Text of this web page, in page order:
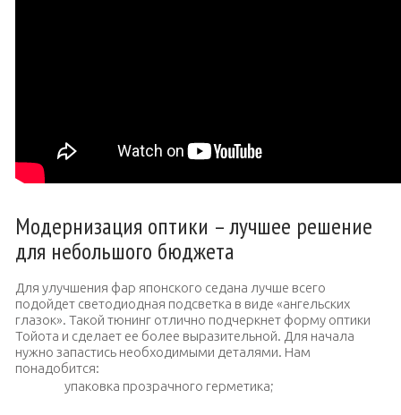
Модернизация оптики – лучшее решение
для небольшого бюджета
Для улучшения фар японского седана лучше всего
подойдет светодиодная подсветка в виде «ангельских
глазок». Такой тюнинг отлично подчеркнет форму оптики
Тойота и сделает ее более выразительной. Для начала
нужно запастись необходимыми деталями. Нам
понадобится:
упаковка прозрачного герметика;